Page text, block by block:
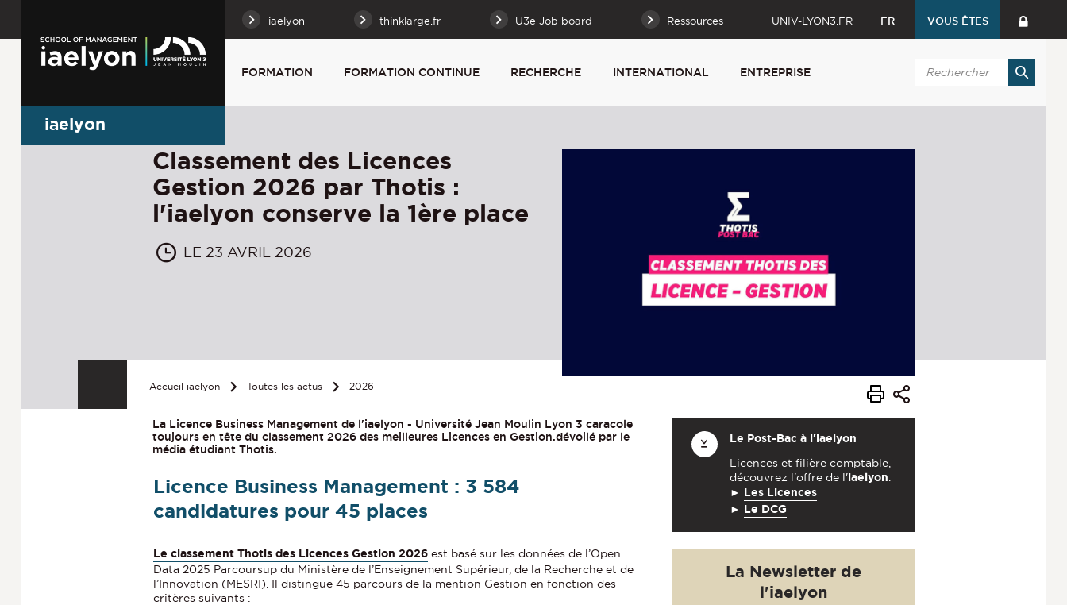
iaelyon thinklarge.fr U3e Job board Ressources UNIV-LYON3.FR FR VOUS ÊTES
FORMATION FORMATION CONTINUE RECHERCHE INTERNATIONAL ENTREPRISE
iaelyon
Classement des Licences
Gestion 2026 par Thotis :
l'iaelyon conserve la 1ère place
LE 23 AVRIL 2026
Accueil iaelyon Toutes les actus 2026
La Licence Business Management de l'iaelyon - Université Jean Moulin Lyon 3 caracole
toujours en tête du classement 2026 des meilleures Licences en Gestion.dévoilé par le
média étudiant Thotis.
Licence Business Management : 3 584
candidatures pour 45 places
Le classement Thotis des Licences Gestion 2026 est basé sur les données de l’Open
Data 2025 Parcoursup du Ministère de l’Enseignement Supérieur, de la Recherche et de
l’Innovation (MESRI). Il distingue 45 parcours de la mention Gestion en fonction des
critères suivants :
Le Post-Bac à l'iaelyon
Licences et filière comptable,
découvrez l'offre de l'iaelyon
► Les Licences
► Le DCG
La Newsletter de
l'iaelyon